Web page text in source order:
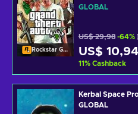
Rockstar Games Launcher
GLOBAL
GLOBAL
US$ 29,98 -64%
US$ 10,94
11% Cashback
Kerbal Space
GLOBAL